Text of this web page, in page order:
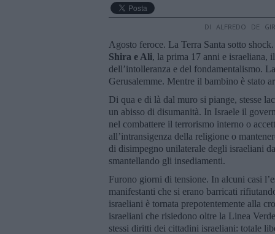
DI ALFREDO DE
Agosto feroce. La Terra Santa sotto
Shira e Ali, la prima 17 anni e israeliana,
dell’intolleranza e del fondamentalismo.
Gerusalemme. Mentre il bambino è stato
Di qua e di là dal muro si piange, stesse
un abisso di disumanità. In Israele il
nel combattere il terrorismo interno o
all’intransigenza della religione o
di disimpegno unilaterale degli israeliani
smantellando gli insediamenti.
Furono giorni di tensione. In alcuni casi
manifestanti che si erano barricati
israeliani è tornata prepotentemente alla
israeliani che risiedono oltre la Linea
stessi diritti dei cittadini israeliani: totale